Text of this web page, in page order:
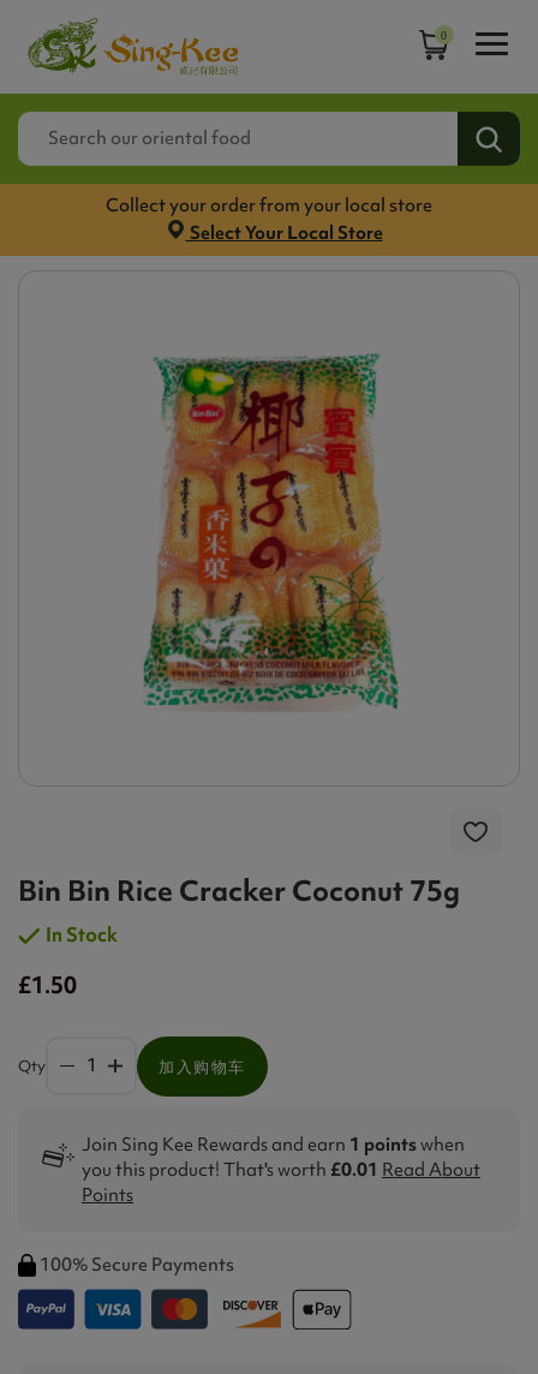
0
Collect your order from your local store
Select Your Local Store
Bin Bin Rice Cracker Coconut 75g
In Stock
£1.50
Qty 加入购物车
Join Sing Kee Rewards and earn 1 pointswhen
you this product! That's worth £0.01 Read About
Points
100% Secure Payments